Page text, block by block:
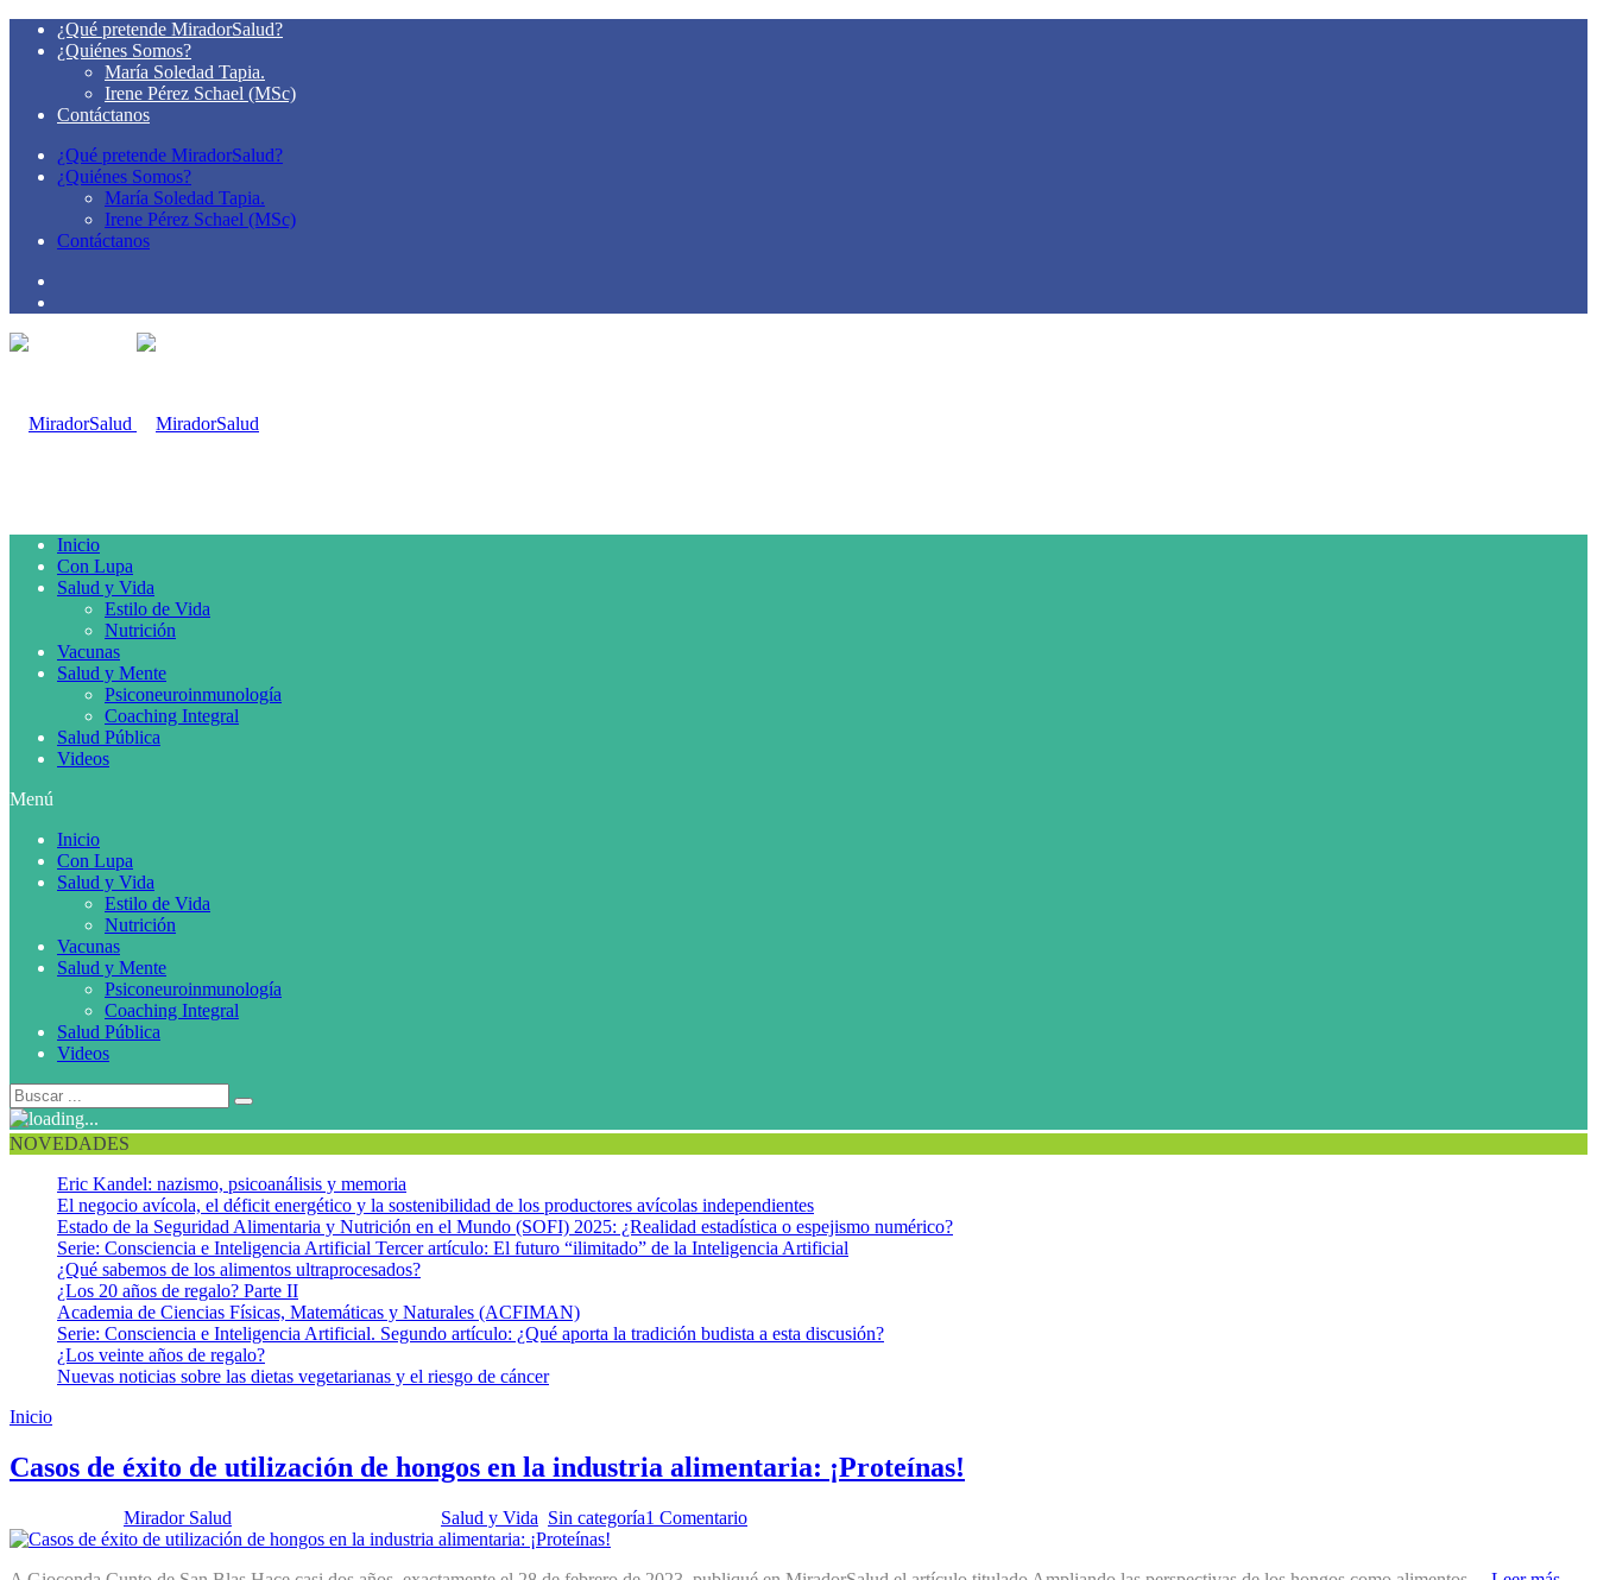
¿Qué pretende MiradorSalud?
¿Quiénes Somos?
María Soledad Tapia.
Irene Pérez Schael (MSc)
Contáctanos
¿Qué pretende MiradorSalud?
¿Quiénes Somos?
María Soledad Tapia.
Irene Pérez Schael (MSc)
Contáctanos
Inicio
Con Lupa
Salud y Vida
Estilo de Vida
Nutrición
Vacunas
Salud y Mente
Psiconeuroinmunología
Coaching Integral
Salud Pública
Videos
Menú
Inicio
Con Lupa
Salud y Vida
Estilo de Vida
Nutrición
Vacunas
Salud y Mente
Psiconeuroinmunología
Coaching Integral
Salud Pública
Videos
NOVEDADES
Eric Kandel: nazismo, psicoanálisis y memoria
El negocio avícola, el déficit energético y la sostenibilidad de los productores avícolas independientes
Estado de la Seguridad Alimentaria y Nutrición en el Mundo (SOFI) 2025: ¿Realidad estadística o espejismo numérico?
Serie: Consciencia e Inteligencia Artificial Tercer artículo: El futuro “ilimitado” de la Inteligencia Artificial
¿Qué sabemos de los alimentos ultraprocesados?
¿Los 20 años de regalo? Parte II
Academia de Ciencias Físicas, Matemáticas y Naturales (ACFIMAN)
Serie: Consciencia e Inteligencia Artificial. Segundo artículo: ¿Qué aporta la tradición budista a esta discusión?
¿Los veinte años de regalo?
Nuevas noticias sobre las dietas vegetarianas y el riesgo de cáncer
Inicio
Casos de éxito de utilización de hongos en la industria alimentaria: ¡Proteínas!
Mirador Salud Salud y Vida Sin categoría1 Comentario